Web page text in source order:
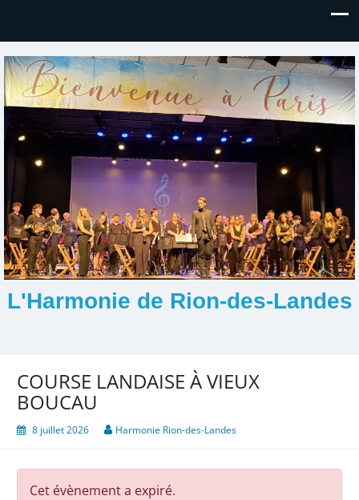
L'Harmonie de Rion-des-Landes
COURSE LANDAISE À VIEUX
BOUCAU
8 juillet 2026 Harmonie Rion-des-Landes
Cet évènement a expiré.